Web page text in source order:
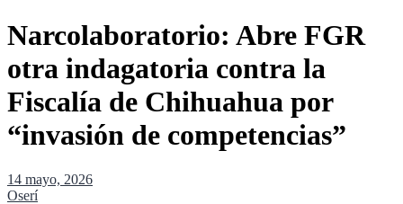
Narcolaboratorio: Abre FGR
otra indagatoria contra la
Fiscalía de Chihuahua por
“invasión de competencias”
14 mayo, 2026
Oserí